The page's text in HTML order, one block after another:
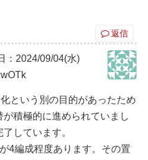
返信
：2024/09/04(水)
という別の目的があったため
積極的に進められていまし
しています。
4編成程度あります。その置